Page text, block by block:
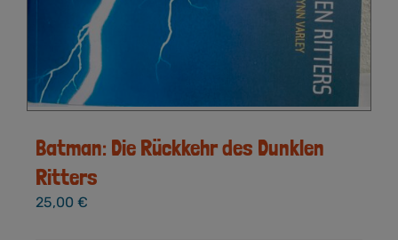
Batman: Die Rückkehr des Dunklen
Ritters
25,00 €